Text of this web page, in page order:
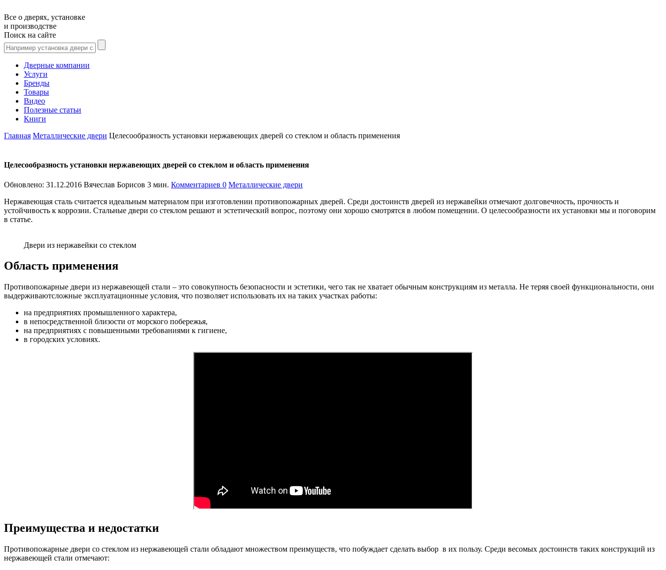
Все о дверях, установке
и производстве
Поиск на сайте
Дверные компании
Услуги
Бренды
Товары
Видео
Полезные статьи
Книги
Главная Металлические двери Целесообразность установки нержавеющих дверей со стеклом и область применения
Целесообразность установки нержавеющих дверей со стеклом и область применения
Обновлено: 31.12.2016 Вячеслав Борисов 3 мин. Комментариев 0 Металлические двери
Нержавеющая сталь считается идеальным материалом при изготовлении противопожарных дверей. Среди достоинств дверей из нержавейки отмечают долговечность, прочность и
устойчивость к коррозии. Стальные двери со стеклом решают и эстетический вопрос, поэтому они хорошо смотрятся в любом помещении. О целесообразности их установки мы и поговорим
в статье.
Двери из нержавейки со стеклом
Область применения
Противопожарные двери из нержавеющей стали – это совокупность безопасности и эстетики, чего так не хватает обычным конструкциям из металла. Не теряя своей функциональности, они
выдерживаютсложные эксплуатационные условия, что позволяет использовать их на таких участках работы:
на предприятиях промышленного характера,
в непосредственной близости от морского побережья,
на предприятиях с повышенными требованиями к гигиене,
в городских условиях.
Преимущества и недостатки
Противопожарные двери со стеклом из нержавеющей стали обладают множеством преимуществ, что побуждает сделать выбор в их пользу. Среди весомых достоинств таких конструкций из
нержавеющей стали отмечают: